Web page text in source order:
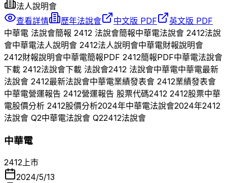
法人說明會
查看詳情
歷年法說會 中文版 PDF
英文版 PDF
中華電 法說會簡報 2412 法說會簡報中華電法說會 2412法說
會中華電法人說明會 2412法人說明會中華電財報說明會
2412財報說明會中華電簡報PDF 2412簡報PDF中華電法說會
下載 2412法說會下載 法說會2412 法說會中華電中華電最新
法說會 2412最新法說會中華電業績發表會 2412業績發表會
中華電營運報告 2412營運報告 股票代碼2412 2412股票中華
電股價分析 2412股價分析2024年中華電法說會2024年2412
法說會 Q2中華電法說會 Q22412法說會
中華電
2412上市
2024/5/13